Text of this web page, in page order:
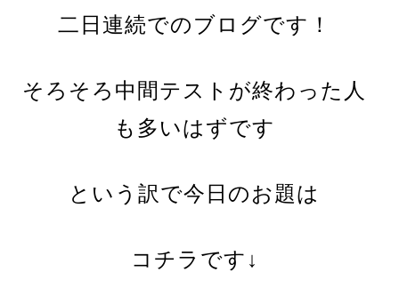
二日連続でのブログです！
そろそろ中間テストが終わった人
も多いはずです
という訳で今日のお題は
コチラです↓